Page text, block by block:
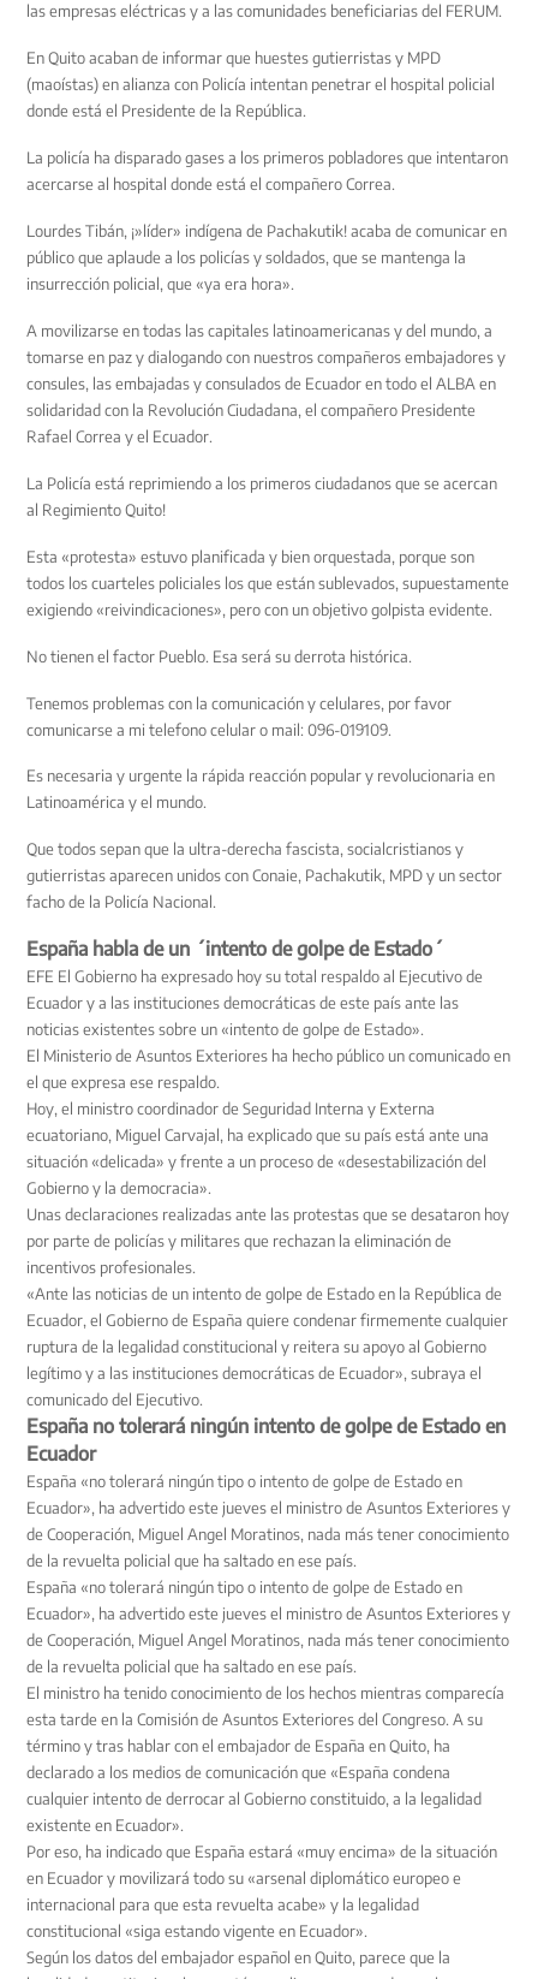
las empresas eléctricas y a las comunidades beneficiarias del FERUM.
En Quito acaban de informar que huestes gutierristas y MPD
(maoístas) en alianza con Policía intentan penetrar el hospital policial
donde está el Presidente de la República.
La policía ha disparado gases a los primeros pobladores que intentaron
acercarse al hospital donde está el compañero Correa.
Lourdes Tibán, ¡»líder» indígena de Pachakutik! acaba de comunicar en
público que aplaude a los policías y soldados, que se mantenga la
insurrección policial, que «ya era hora».
A movilizarse en todas las capitales latinoamericanas y del mundo, a
tomarse en paz y dialogando con nuestros compañeros embajadores y
consules, las embajadas y consulados de Ecuador en todo el ALBA en
solidaridad con la Revolución Ciudadana, el compañero Presidente
Rafael Correa y el Ecuador.
La Policía está reprimiendo a los primeros ciudadanos que se acercan
al Regimiento Quito!
Esta «protesta» estuvo planificada y bien orquestada, porque son
todos los cuarteles policiales los que están sublevados, supuestamente
exigiendo «reivindicaciones», pero con un objetivo golpista evidente.
No tienen el factor Pueblo. Esa será su derrota histórica.
Tenemos problemas con la comunicación y celulares, por favor
comunicarse a mi telefono celular o mail: 096-019109.
Es necesaria y urgente la rápida reacción popular y revolucionaria en
Latinoamérica y el mundo.
Que todos sepan que la ultra-derecha fascista, socialcristianos y
gutierristas aparecen unidos con Conaie, Pachakutik, MPD y un sector
facho de la Policía Nacional.
España habla de un ´intento de golpe de Estado´
EFE El Gobierno ha expresado hoy su total respaldo al Ejecutivo de
Ecuador y a las instituciones democráticas de este país ante las
noticias existentes sobre un «intento de golpe de Estado».
El Ministerio de Asuntos Exteriores ha hecho público un comunicado en
el que expresa ese respaldo.
Hoy, el ministro coordinador de Seguridad Interna y Externa
ecuatoriano, Miguel Carvajal, ha explicado que su país está ante una
situación «delicada» y frente a un proceso de «desestabilización del
Gobierno y la democracia».
Unas declaraciones realizadas ante las protestas que se desataron hoy
por parte de policías y militares que rechazan la eliminación de
incentivos profesionales.
«Ante las noticias de un intento de golpe de Estado en la República de
Ecuador, el Gobierno de España quiere condenar firmemente cualquier
ruptura de la legalidad constitucional y reitera su apoyo al Gobierno
legítimo y a las instituciones democráticas de Ecuador», subraya el
comunicado del Ejecutivo.
España no tolerará ningún intento de golpe de Estado en
Ecuador
España «no tolerará ningún tipo o intento de golpe de Estado en
Ecuador», ha advertido este jueves el ministro de Asuntos Exteriores y
de Cooperación, Miguel Angel Moratinos, nada más tener conocimiento
de la revuelta policial que ha saltado en ese país.
España «no tolerará ningún tipo o intento de golpe de Estado en
Ecuador», ha advertido este jueves el ministro de Asuntos Exteriores y
de Cooperación, Miguel Angel Moratinos, nada más tener conocimiento
de la revuelta policial que ha saltado en ese país.
El ministro ha tenido conocimiento de los hechos mientras comparecía
esta tarde en la Comisión de Asuntos Exteriores del Congreso. A su
término y tras hablar con el embajador de España en Quito, ha
declarado a los medios de comunicación que «España condena
cualquier intento de derrocar al Gobierno constituido, a la legalidad
existente en Ecuador».
Por eso, ha indicado que España estará «muy encima» de la situación
en Ecuador y movilizará todo su «arsenal diplomático europeo e
internacional para que esta revuelta acabe» y la legalidad
constitucional «siga estando vigente en Ecuador».
Según los datos del embajador español en Quito, parece que la